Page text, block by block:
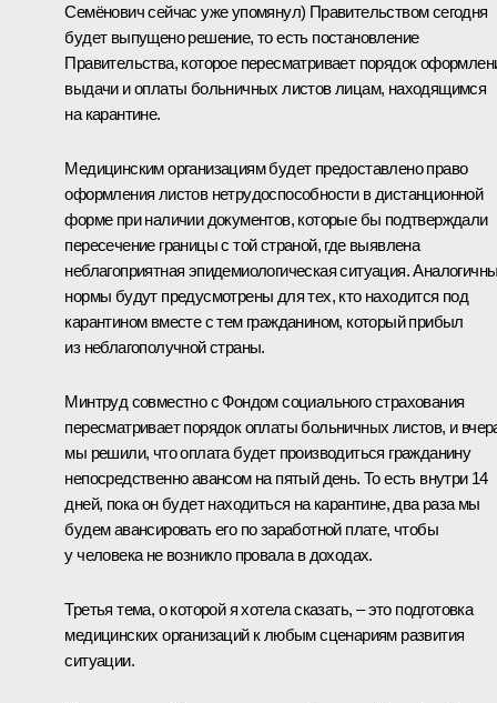
Семёнович сейчас уже упомянул) Правительством сегодня
будет выпущено решение, то есть постановление
Правительства, которое пересматривает порядок
выдачи и оплаты больничных листов лицам, находящимся
на карантине.
Медицинским организациям будет предоставлено право
оформления листов нетрудоспособности в дистанционной
форме при наличии документов, которые бы подтверждали
пересечение границы с той страной, где выявлена
неблагоприятная эпидемиологическая ситуация.
нормы будут предусмотрены для тех, кто находится под
карантином вместе с тем гражданином, который прибыл
из неблагополучной страны.
Минтруд совместно с Фондом социального страхования
пересматривает порядок оплаты больничных листов, и
мы решили, что оплата будет производиться гражданину
непосредственно авансом на пятый день. То есть внутри 14
дней, пока он будет находиться на карантине, два раза мы
будем авансировать его по заработной плате, чтобы
у человека не возникло провала в доходах.
Третья тема, о которой я хотела сказать, – это подготовка
медицинских организаций к любым сценариям развития
ситуации.